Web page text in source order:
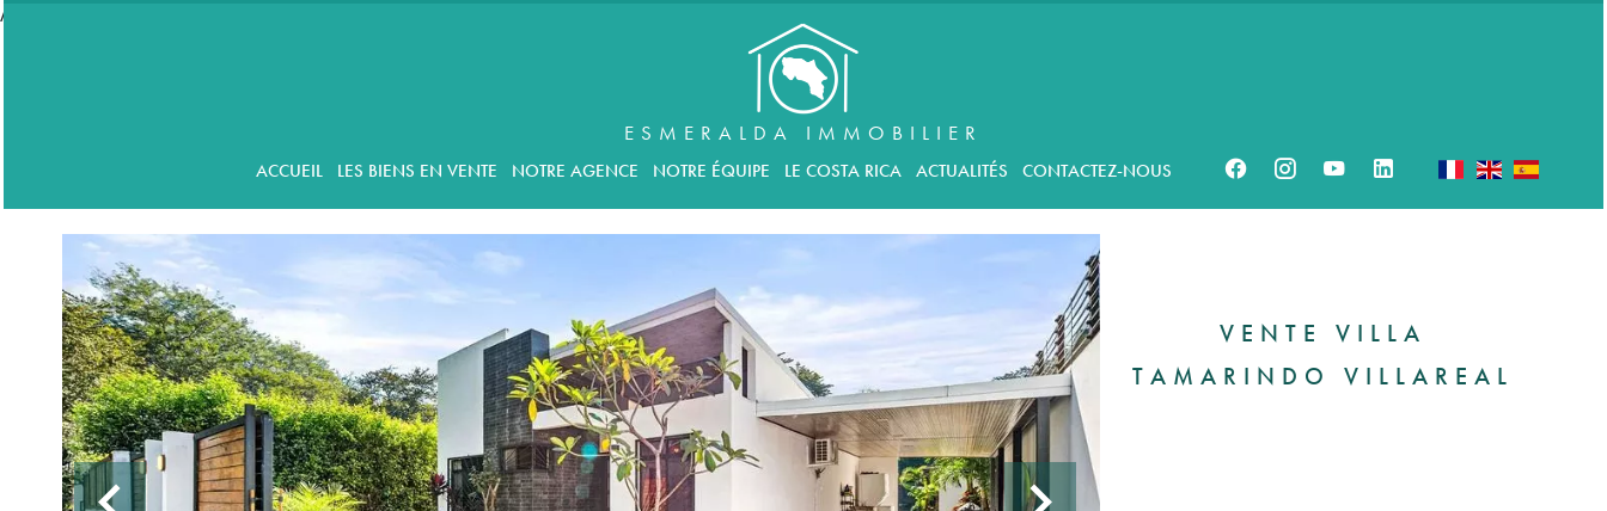
//accordeon
ESMERALDA IMMOBILIER
ACCUEIL LES BIENS EN VENTE NOTRE AGENCE NOTRE ÉQUIPE LE COSTA RICA ACTUALITÉS CONTACTEZ-NOUS
VENTE VILLA
TAMARINDO VILLAREAL